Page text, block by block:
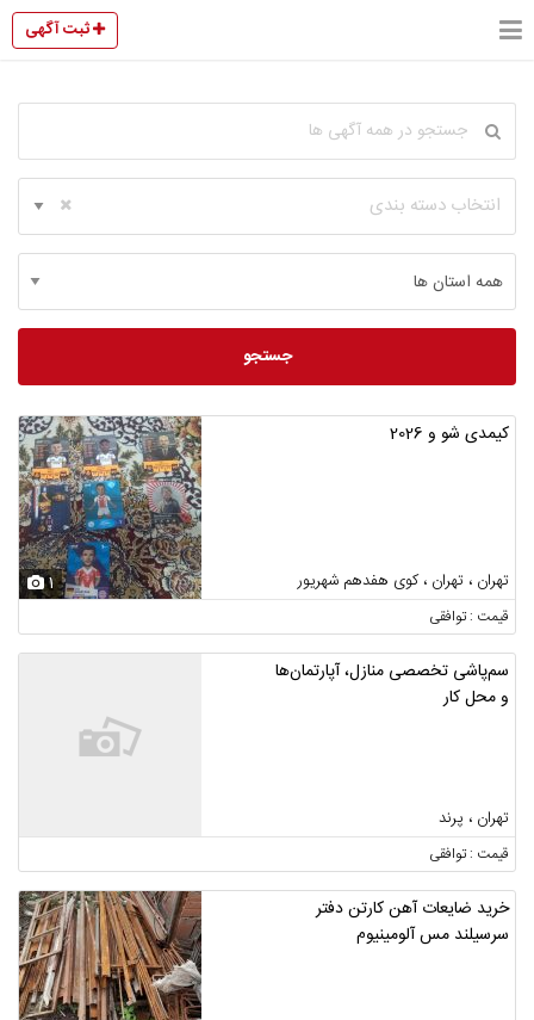
ثبت آگهی
انتخاب دسته بندی
جستجو
کیمدی شو و 2026
تهران ، تهران ، کوی هفدهم شهریور 1
قیمت : توافقی
سم‌پاشی تخصصی منازل، آپارتمان‌ها
و محل کار
تهران ، پرند
قیمت : توافقی
خرید ضایعات آهن کارتن دفتر
سرسیلند مس آلومینیوم